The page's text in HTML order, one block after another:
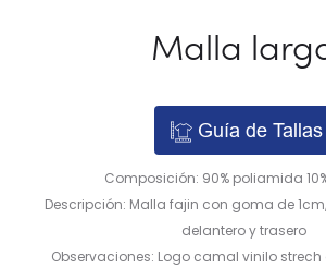
Malla
Guía de Tallas
Composición: 90% poliamida
Descripción: Malla fajin con goma de
delantero y trasero
Observaciones: Logo camal vinilo